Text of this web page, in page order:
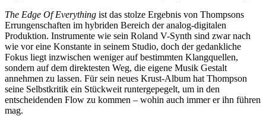
The Edge Of Everything ist das stolze Ergebnis von Thompsons
Errungenschaften im hybriden Bereich der analog-digitalen
Produktion. Instrumente wie sein Roland V-Synth sind zwar nach
wie vor eine Konstante in seinem Studio, doch der gedankliche
Fokus liegt inzwischen weniger auf bestimmten Klangquellen,
sondern auf dem direktesten Weg, die eigene Musik Gestalt
annehmen zu lassen. Für sein neues Krust-Album hat Thompson
seine Selbstkritik ein Stückweit runtergepegelt, um in den
entscheidenden Flow zu kommen – wohin auch immer er ihn führen
mag.